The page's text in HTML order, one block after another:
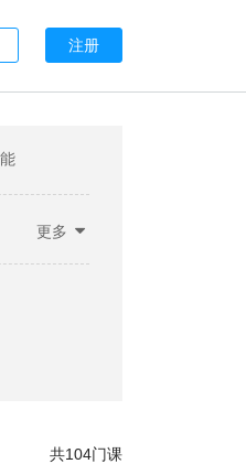
注册
更多
共104门课